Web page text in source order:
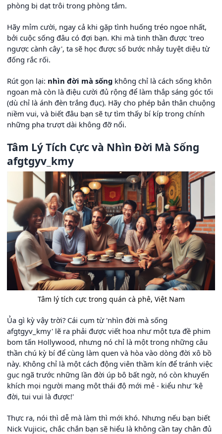
phòng bị dạt trôi trong phòng tắm.
Hãy mỉm cười, ngay cả khi gặp tình huống tréo ngoe nhất,
bởi cuộc sống đâu có đợi bạn. Khi mà tinh thần được 'treo
ngược cành cây', ta sẽ học được số bước nhảy tuyệt diệu từ
đống rắc rối.
Rút gọn lại: nhìn đời mà sống không chỉ là cách sống khôn
ngoan mà còn là điệu cười đủ rộng để làm thắp sáng góc tối
(dù chỉ là ánh đèn trắng đục). Hãy cho phép bản thân chuộng
niềm vui, và biết đâu bạn sẽ tự tìm thấy bí kíp trong chính
những pha trượt dài không đỡ nổi.
Tâm Lý Tích Cực và Nhìn Đời Mà Sống
afgtgyv_kmy
Tâm lý tích cực trong quán cà phê, Việt Nam
Ủa gì kỳ vậy trời? Cái cụm từ 'nhìn đời mà sống
afgtgyv_kmy' lẽ ra phải được viết hoa như một tựa đề phim
bom tấn Hollywood, nhưng nó chỉ là một trong những câu
thần chú kỳ bí để cùng làm quen và hòa vào dòng đời xô bồ
này. Không chỉ là một cách động viên thầm kín để tránh việc
gục ngã trước những lần đời úp bô bất ngờ, nó còn khuyến
khích mọi người mang một thái độ mới mẻ - kiểu như 'kệ
đời, tui vui là được!'
Thực ra, nói thì dễ mà làm thì mới khó. Nhưng nếu bạn biết
Nick Vujicic, chắc chắn bạn sẽ hiểu là không cần tay chân đủ